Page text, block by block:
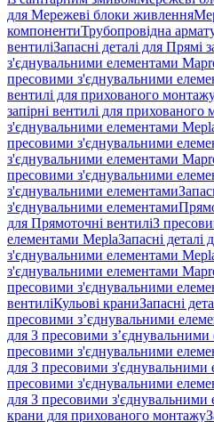
для Мережеві блоки живлення
компонентиТрубопровідна
вентиліЗапасні деталі для Прямі
з'єднувальними елементами
пресовими з'єднувальними
вентилі для прихованого
запірні вентилі для прихованого
з'єднувальними елементами
пресовими з'єднувальними
з'єднувальними елементами
пресовими з'єднувальними
з'єднувальними елементами
з'єднувальними елементами
для Прямоточні вентиліЗ
елементами MeplaЗапасні деталі
з'єднувальними елементами
з'єднувальними елементами
пресовими з'єднувальними
вентиліКульові краниЗапасні
пресовими з’єднувальними
для З пресовими
пресовими з'єднувальними
для З пресовими з'єднувальними
пресовими з'єднувальними
для З пресовими з'єднувальними
крани для прихованого монтажу